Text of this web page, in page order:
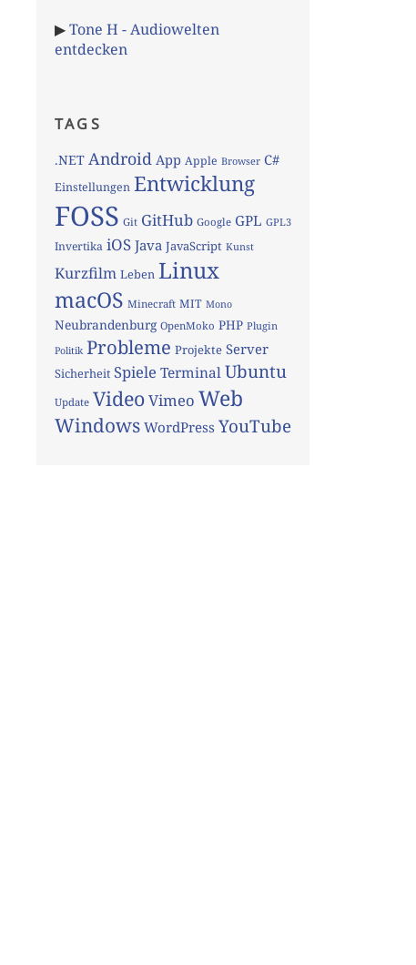
▶Tone H - Audiowelten
entdecken
TAGS
.NET Android App Apple Browser C#
Einstellungen Entwicklung
FOSS Git GitHub Google GPL GPL3
Invertika iOS Java JavaScript Kunst
Kurzfilm Leben Linux
macOS Minecraft MIT Mono
Neubrandenburg OpenMoko PHP Plugin
Politik Probleme Projekte Server
Sicherheit Spiele TerminalUbuntu
Update VideoVimeo Web
Windows WordPress YouTube